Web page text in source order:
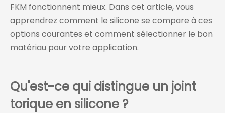
FKM fonctionnent mieux. Dans cet article, vous
apprendrez comment le silicone se compare à ces
options courantes et comment sélectionner le bon
matériau pour votre application.
Qu'est-ce qui distingue un joint
torique en silicone ?